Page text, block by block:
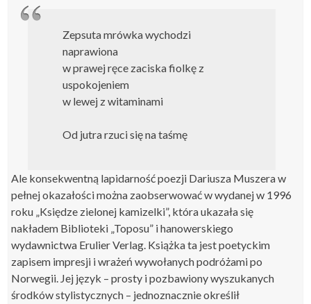
Zepsuta mrówka wychodzi
naprawiona
w prawej ręce zaciska fiolkę z
uspokojeniem
w lewej z witaminami
Od jutra rzuci się na taśmę
Ale konsekwentną lapidarność poezji Dariusza Muszera w
pełnej okazałości można zaobserwować w wydanej w 1996
roku „Księdze zielonej kamizelki”, która ukazała się
nakładem Biblioteki „Toposu” i hanowerskiego
wydawnictwa Erulier Verlag. Książka ta jest poetyckim
zapisem impresji i wrażeń wywołanych podróżami po
Norwegii. Jej język – prosty i pozbawiony wyszukanych
środków stylistycznych – jednoznacznie określił